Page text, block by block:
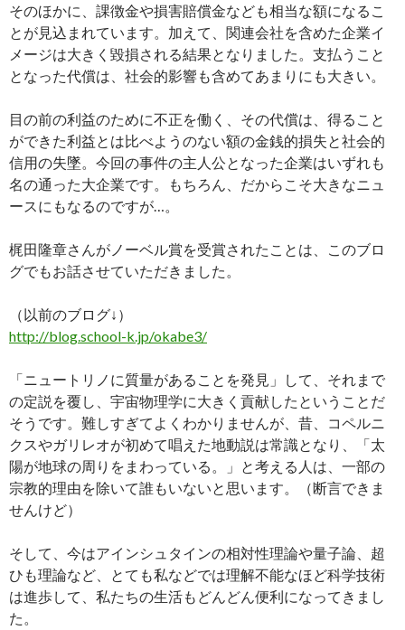
そのほかに、課徴金や損害賠償金なども相当な額になるこ
とが見込まれています。加えて、関連会社を含めた企業イ
メージは大きく毀損される結果となりました。支払うこと
となった代償は、社会的影響も含めてあまりにも大きい。
目の前の利益のために不正を働く、その代償は、得ること
ができた利益とは比べようのない額の金銭的損失と社会的
信用の失墜。今回の事件の主人公となった企業はいずれも
名の通った大企業です。もちろん、だからこそ大きなニュ
ースにもなるのですが…。
梶田隆章さんがノーベル賞を受賞されたことは、このブロ
グでもお話させていただきました。
（以前のブログ↓）
http://blog.school-k.jp/okabe3/
「ニュートリノに質量があることを発見」して、それまで
の定説を覆し、宇宙物理学に大きく貢献したということだ
そうです。難しすぎてよくわかりませんが、昔、コペルニ
クスやガリレオが初めて唱えた地動説は常識となり、「太
陽が地球の周りをまわっている。」と考える人は、一部の
宗教的理由を除いて誰もいないと思います。（断言できま
せんけど）
そして、今はアインシュタインの相対性理論や量子論、超
ひも理論など、とても私などでは理解不能なほど科学技術
は進歩して、私たちの生活もどんどん便利になってきまし
た。